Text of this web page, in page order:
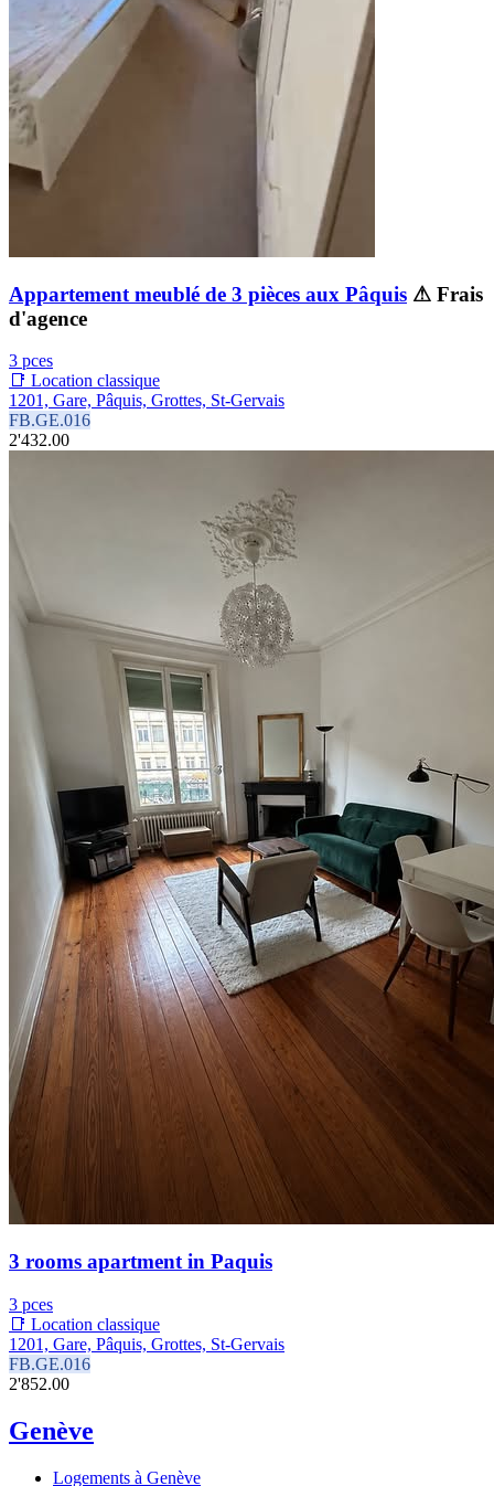
Appartement meublé de 3 pièces aux Pâquis ⚠ Frais
d'agence
3 pces
📑 Location classique
1201, Gare, Pâquis, Grottes, St-Gervais
FB.GE.016
2'432.00
3 rooms apartment in Paquis
3 pces
📑 Location classique
1201, Gare, Pâquis, Grottes, St-Gervais
FB.GE.016
2'852.00
Genève
Logements à Genève